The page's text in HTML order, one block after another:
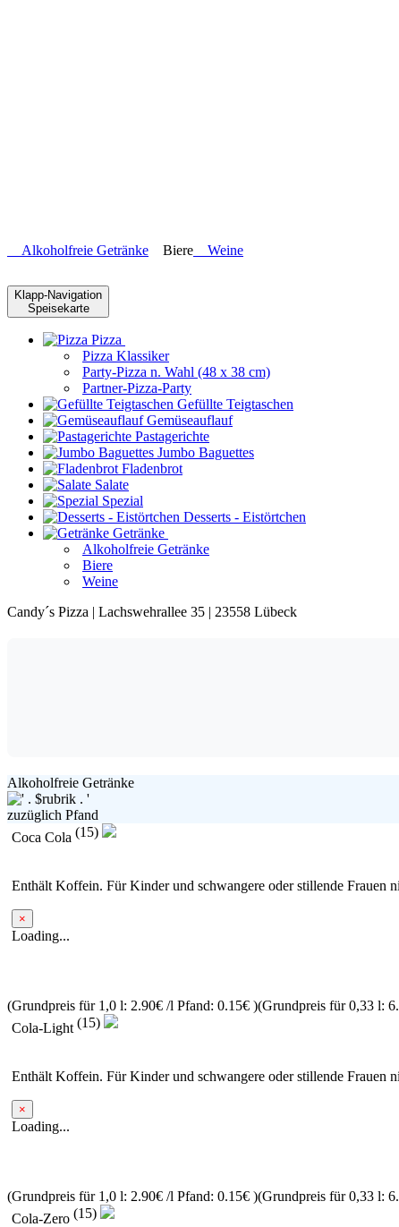
Alkoholfreie Getränke Biere Weine
Klapp-Navigation
Speisekarte
Pizza
Pizza Klassiker
Party-Pizza n. Wahl (48 x 38 cm)
Partner-Pizza-Party
Gefüllte Teigtaschen
Gemüseauflauf
Pastagerichte
Jumbo Baguettes
Fladenbrot
Salate
Spezial
Desserts - Eistörtchen
Getränke
Alkoholfreie Getränke
Biere
Weine
Candy´s Pizza | Lachswehrallee 35 | 23558 Lübeck
Alkoholfreie Getränke
zuzüglich Pfand
Coca Cola (15)
Enthält Koffein. Für Kinder und schwangere oder stillende Frauen
×
Loading...
(Grundpreis für 1,0 l: 2.90€ /l Pfand: 0.15€ )(Grundpreis für 0,33 l:
Cola-Light (15)
Enthält Koffein. Für Kinder und schwangere oder stillende Frauen
×
Loading...
(Grundpreis für 1,0 l: 2.90€ /l Pfand: 0.15€ )(Grundpreis für 0,33 l:
Cola-Zero (15)